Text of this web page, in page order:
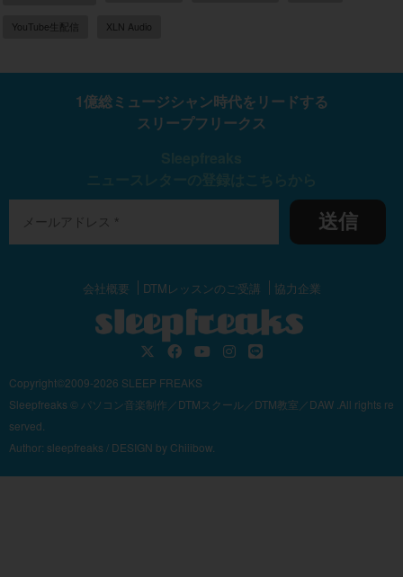
YouTube生配信 XLN Audio
1億総ミュージシャン時代をリードする
スリープフリークス
送信
会社概要 DTMレッスンのご受講 協力企業
Copyright©2009-2026 SLEEP FREAKS
Sleepfreaks © パソコン音楽制作／DTMスクール／DTM教室／DAW .All rights re
served.
Author: sleepfreaks / DESIGN by Chiiibow.